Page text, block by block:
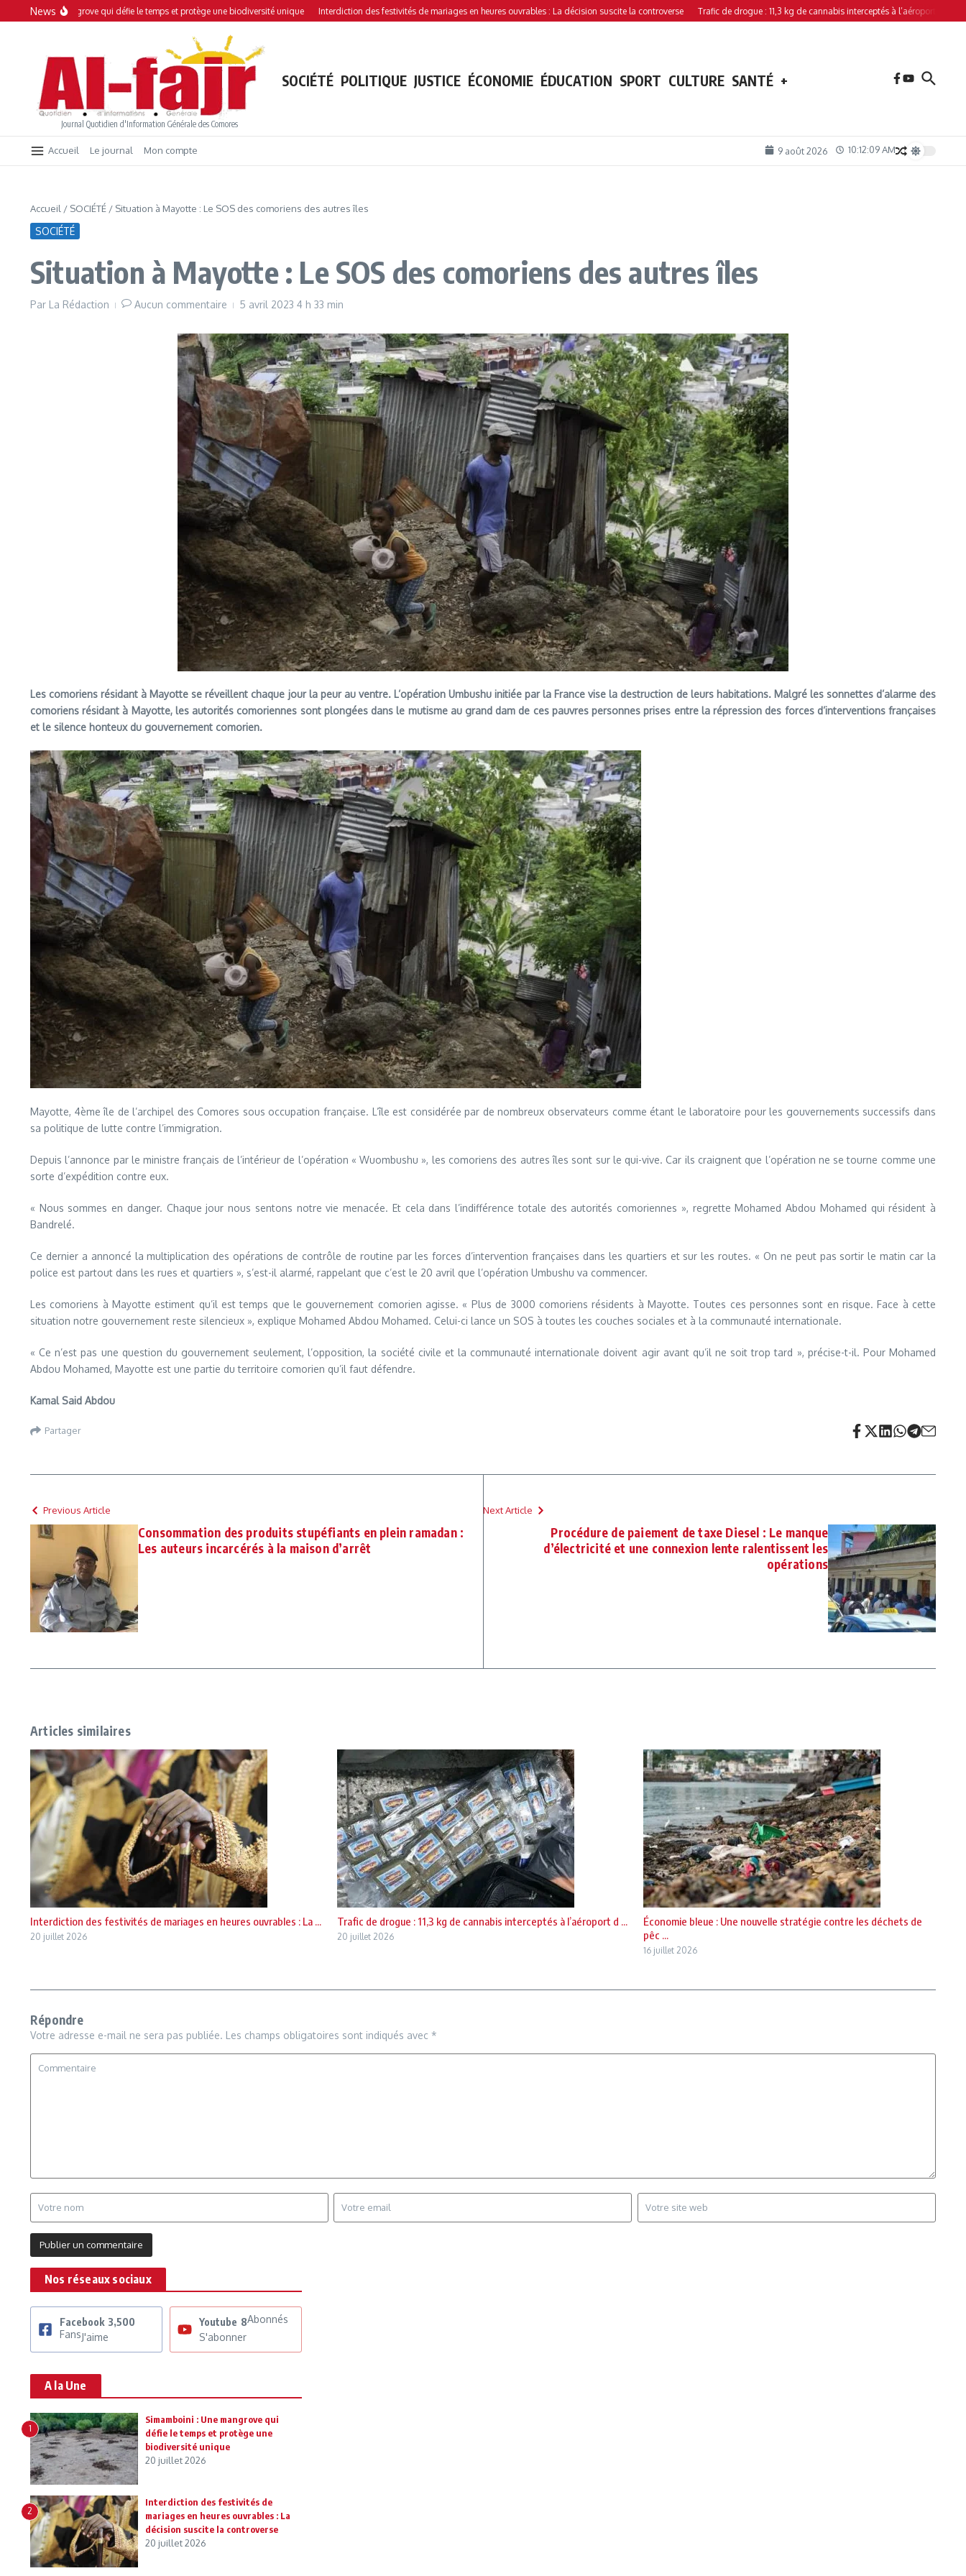
Aller au contenu
News
: Une mangrove qui défie le temps et protège une biodiversité unique Interdiction des festivités de mariages en heures ouvrables : La décision suscite la controverse Trafic de drogue : 11,3 kg de cannabis interceptés à l’aéroport de Hahaya
Journal Quotidien d'Information Générale des Comores
SOCIÉTÉ POLITIQUE JUSTICE ÉCONOMIE ÉDUCATION SPORT CULTURE SANTÉ +
Accueil Le journal Mon compte 9 août 2026 10:12:11 AM
Accueil / SOCIÉTÉ / Situation à Mayotte : Le SOS des comoriens des autres îles
SOCIÉTÉ
Situation à Mayotte : Le SOS des comoriens des autres îles
Par La Rédaction Aucun commentaire 5 avril 2023 4 h 33 min
Les comoriens résidant à Mayotte se réveillent chaque jour la peur au ventre. L’opération Umbushu initiée par la France vise la destruction de leurs habitations. Malgré les sonnettes d’alarme des
comoriens résidant à Mayotte, les autorités comoriennes sont plongées dans le mutisme au grand dam de ces pauvres personnes prises entre la répression des forces d’interventions françaises
et le silence honteux du gouvernement comorien.
Mayotte, 4ème île de l’archipel des Comores sous occupation française. L’île est considérée par de nombreux observateurs comme étant le laboratoire pour les gouvernements successifs dans
sa politique de lutte contre l’immigration.
Depuis l’annonce par le ministre français de l’intérieur de l’opération « Wuombushu », les comoriens des autres îles sont sur le qui-vive. Car ils craignent que l’opération ne se tourne comme une
sorte d’expédition contre eux.
« Nous sommes en danger. Chaque jour nous sentons notre vie menacée. Et cela dans l’indifférence totale des autorités comoriennes », regrette Mohamed Abdou Mohamed qui résident à
Bandrelé.
Ce dernier a annoncé la multiplication des opérations de contrôle de routine par les forces d’intervention françaises dans les quartiers et sur les routes. « On ne peut pas sortir le matin car la
police est partout dans les rues et quartiers », s’est-il alarmé, rappelant que c’est le 20 avril que l’opération Umbushu va commencer.
Les comoriens à Mayotte estiment qu’il est temps que le gouvernement comorien agisse. « Plus de 3000 comoriens résidents à Mayotte. Toutes ces personnes sont en risque. Face à cette
situation notre gouvernement reste silencieux », explique Mohamed Abdou Mohamed. Celui-ci lance un SOS à toutes les couches sociales et à la communauté internationale.
« Ce n’est pas une question du gouvernement seulement, l’opposition, la société civile et la communauté internationale doivent agir avant qu’il ne soit trop tard », précise-t-il. Pour Mohamed
Abdou Mohamed, Mayotte est une partie du territoire comorien qu’il faut défendre.
Kamal Said Abdou
Partager
Previous Article
Consommation des produits stupéfiants en plein ramadan :
Les auteurs incarcérés à la maison d’arrêt
Next Article
Procédure de paiement de taxe Diesel : Le manque
d’électricité et une connexion lente ralentissent les
opérations
Articles similaires
Interdiction des festivités de mariages en heures ouvrables : La ...
20 juillet 2026
Trafic de drogue : 11,3 kg de cannabis interceptés à l’aéroport d ...
20 juillet 2026
Économie bleue : Une nouvelle stratégie contre les déchets de
pêc ...
16 juillet 2026
Répondre
Votre adresse e-mail ne sera pas publiée. Les champs obligatoires sont indiqués avec *
Nos réseaux sociaux
Facebook 3,500
FansJ'aime
Youtube 8Abonnés
S'abonner
A la Une
1
Simamboini : Une mangrove qui
défie le temps et protège une
biodiversité unique
20 juillet 2026
2
Interdiction des festivités de
mariages en heures ouvrables : La
décision suscite la controverse
20 juillet 2026